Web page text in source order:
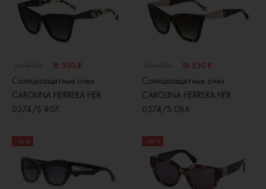
18 530 ₽
Солнцезащитные очки
CAROLINA HERRERA HER
0374/S 807
18 530 ₽
Солнцезащитные очки
CAROLINA HERRERA HER
0374/S 086
- 30 % - 30 %